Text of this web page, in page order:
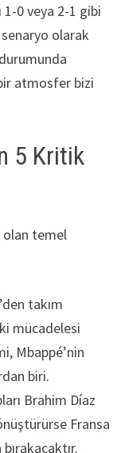
1-0 veya 2-1 gibi
olarak
atmosfer bizi
5 Kritik
olan temel
takım
mücadelesi
Mbappé’nin
biri.
Brahim Díaz
Fransa